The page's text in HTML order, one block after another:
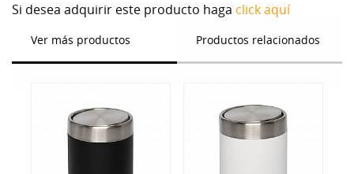
Si desea adquirir este producto haga click aquí
Ver más productos Productos relacionados